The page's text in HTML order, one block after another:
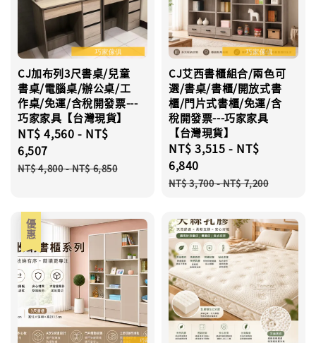
CJ加布列3尺書桌/兒童
書桌/電腦桌/辦公桌/工
作桌/免運/含稅開發票---
巧家家具【台灣現貨】
Sale
price
NT$ 4,560 - NT$
6,507
Regular
NT$ 4,800-NT$ 6,850
CJ艾西書櫃組合/兩色可
選/書桌/書櫃/開放式書
櫃/門片式書櫃/免運/含
稅開發票---巧家家具
【台灣現貨】
Sale
price
NT$ 3,515 - NT$
6,840
Regular
NT$ 3,700-NT$ 7,200
優惠